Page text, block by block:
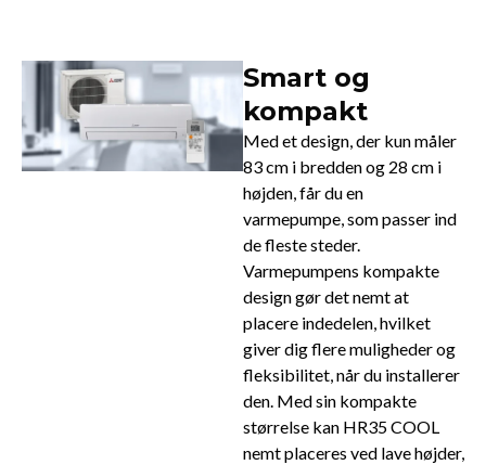
Smart og
kompakt
Med et design, der kun måler
83 cm i bredden og 28 cm i
højden, får du en
varmepumpe, som passer ind
de fleste steder.
Varmepumpens kompakte
design gør det nemt at
placere indedelen, hvilket
giver dig flere muligheder og
fleksibilitet, når du installerer
den. Med sin kompakte
størrelse kan HR35 COOL
nemt placeres ved lave højder,